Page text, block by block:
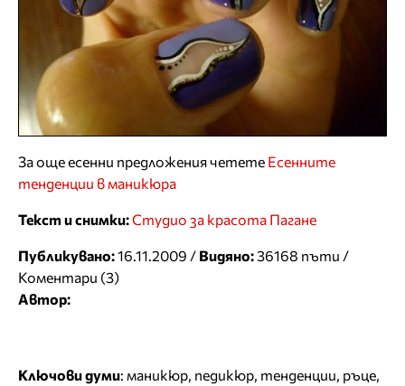
За още есенни предложения четете Есенните
тенденции в маникюра
Текст и снимки:Студио за красота Пагане
Публикувано:16.11.2009 / Видяно:36168 пъти /
Коментари (3)
Автор:
Ключови думи: маникюр, педикюр, тенденции, ръце,